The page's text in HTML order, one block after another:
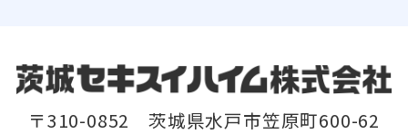
〒310-0852 茨城県水戸市笠原町600-62